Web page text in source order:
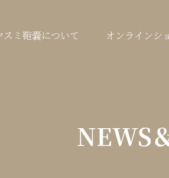
スミ鞄嚢について オンラインシ
NEWS